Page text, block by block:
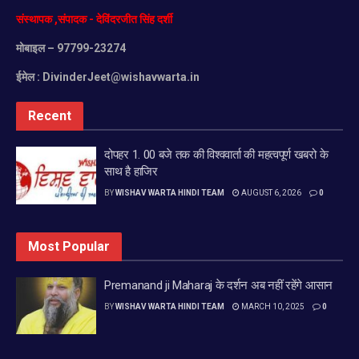
संस्थापक,संपादक-देविंदरजीतसिंहदर्शी
मोबाइल– 97799-23274
ईमेल : DivinderJeet@wishavwarta.in
Recent
दोपहर 1. 00 बजे तक की विश्ववार्ता की महत्वपूर्ण खबरो के
साथ है हाजिर
BYWISHAV WARTA HINDI TEAM AUGUST 6, 2026 0
Most Popular
Premanand ji Maharaj के दर्शन अब नहीं रहेंगे आसान
BYWISHAV WARTA HINDI TEAM MARCH 10, 2025 0